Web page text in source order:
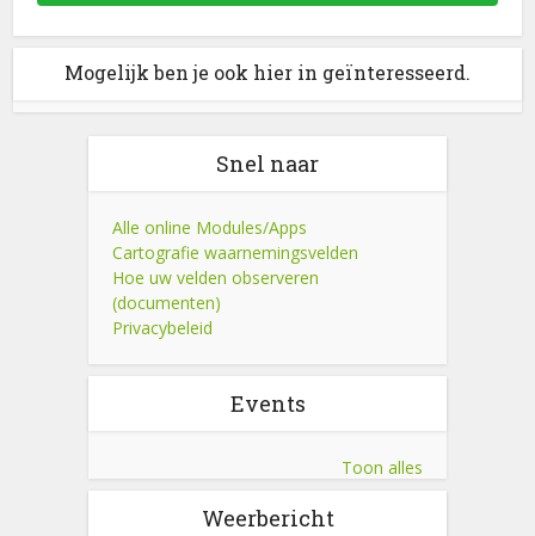
Mogelijk ben je ook hier in geïnteresseerd.
Snel naar
Alle online Modules/Apps
Cartografie waarnemingsvelden
Hoe uw velden observeren
(documenten)
Privacybeleid
Events
Toon alles
Weerbericht